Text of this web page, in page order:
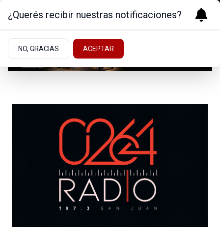
¿Querés recibir nuestras notificaciones?
NO, GRACIAS ACEPTAR